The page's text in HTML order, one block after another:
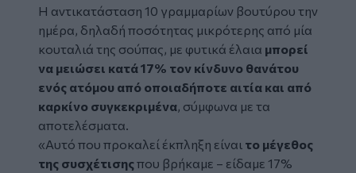
Η αντικατάσταση 10 γραμμαρίων βουτύρου την
ημέρα, δηλαδή ποσότητας μικρότερης από μία
κουταλιά της σούπας, με φυτικά έλαια μπορεί
να μειώσει κατά 17% τον κίνδυνο θανάτου
ενός ατόμου από οποιαδήποτε αιτία και από
καρκίνο συγκεκριμένα, σύμφωνα με τα
αποτελέσματα.
«Αυτό που προκαλεί έκπληξη είναι το μέγεθος
της συσχέτισηςπου βρήκαμε – είδαμε 17%